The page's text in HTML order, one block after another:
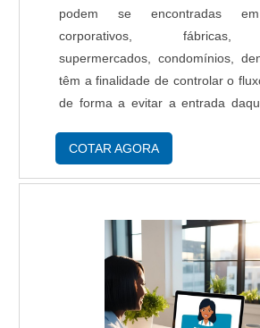
podem se encontradas
corporativos, fábricas,
supermercados, condomínios,
têm a finalidade de controlar o
de forma a evitar a entrada
CANCELAS
COTAR AGORA